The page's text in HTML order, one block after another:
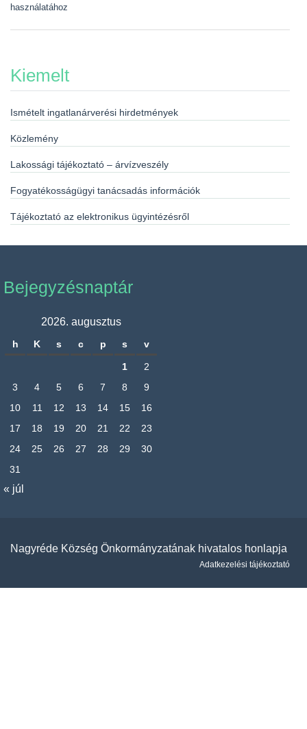
használatához
Kiemelt
Ismételt ingatlanárverési hirdetmények
Közlemény
Lakossági tájékoztató – árvízveszély
Fogyatékosságügyi tanácsadás információk
Tájékoztató az elektronikus ügyintézésről
Bejegyzésnaptár
2026. augusztus
h K s c p s v
1
2
3
4 5 6 7 8
9
10
11 12 13 14 15
16
17
18 19 20 21 22
23
24
25 26 27 28 29
30
31
« júl
Nagyréde Község Önkormányzatának hivatalos honlapja
Adatkezelési tájékoztató